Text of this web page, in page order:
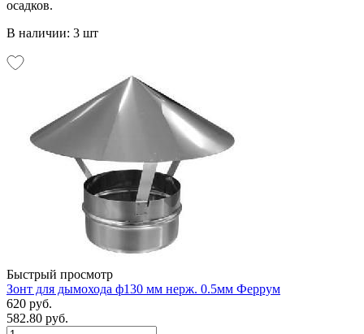
осадков.
В наличии: 3 шт
Быстрый просмотр
Зонт для дымохода ф130 мм нерж. 0.5мм Феррум
620 руб.
582.80 руб.